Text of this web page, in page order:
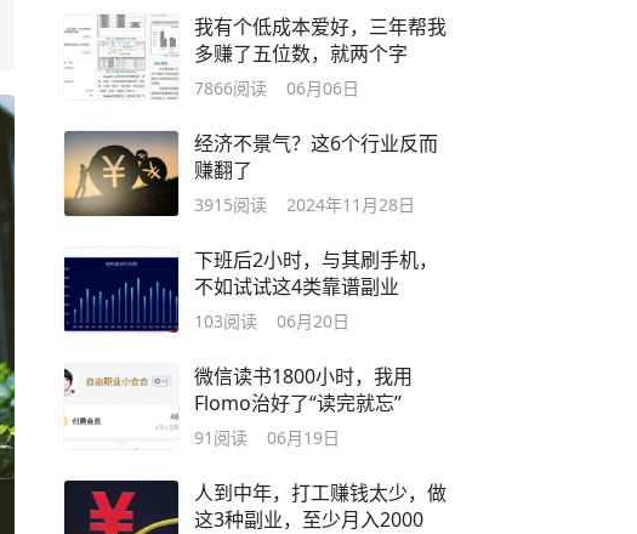
我有个低成本爱好，三年帮我
多赚了五位数，就两个字
7866阅读 06月06日
经济不景气？这6个行业反而
赚翻了
3915阅读 2024年11月28日
下班后2小时，与其刷手机，
不如试试这4类靠谱副业
103阅读 06月20日
微信读书1800小时，我用
Flomo治好了“读完就忘”
91 阅读 06月19日
人到中年，打工赚钱太少，做
这3种副业，至少月入2000